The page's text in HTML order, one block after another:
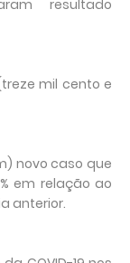
resultado
mil cento e
novo caso que
em relação ao
anterior.